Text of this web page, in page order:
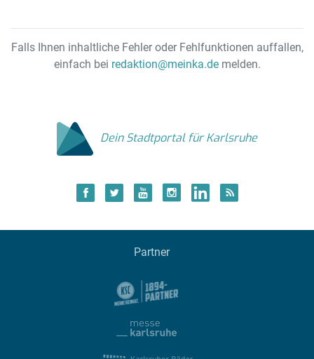
Falls Ihnen inhaltliche Fehler oder Fehlfunktionen auffallen,
einfach bei redaktion@meinka.demelden.
Dein Stadtportal für Karlsruhe
Partner